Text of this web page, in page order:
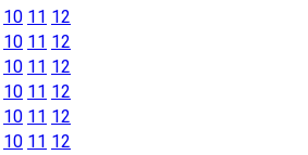
10 11 12
10 11 12
10 11 12
10 11 12
10 11 12
10 11 12